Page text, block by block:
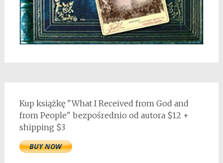
Kup książkę "What I Received from God and
from People" bezpośrednio od autora $12 +
shipping $3